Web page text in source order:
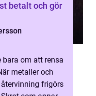
om att rensa
metaller och
frigörs